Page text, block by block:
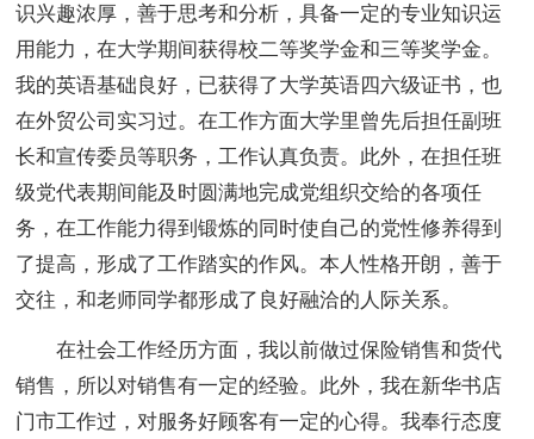
识兴趣浓厚，善于思考和分析，具备一定的专业知识运
用能力，在大学期间获得校二等奖学金和三等奖学金。
我的英语基础良好，已获得了大学英语四六级证书，也
在外贸公司实习过。在工作方面大学里曾先后担任副班
长和宣传委员等职务，工作认真负责。此外，在担任班
级党代表期间能及时圆满地完成党组织交给的各项任
务，在工作能力得到锻炼的同时使自己的党性修养得到
了提高，形成了工作踏实的作风。本人性格开朗，善于
交往，和老师同学都形成了良好融洽的人际关系。
在社会工作经历方面，我以前做过保险销售和货代
销售，所以对销售有一定的经验。此外，我在新华书店
门市工作过，对服务好顾客有一定的心得。我奉行态度